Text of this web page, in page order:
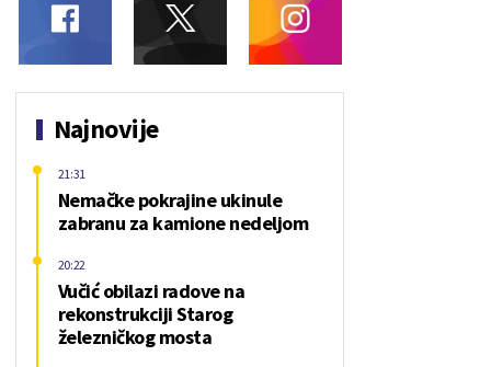
Najnovije
Nemačke pokrajine ukinule
zabranu za kamione nedeljom
21:31
Vučić obilazi radove na
rekonstrukciji Starog
železničkog mosta
20:22